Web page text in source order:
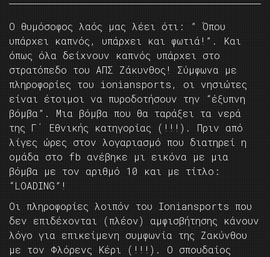
O θυμόσοφος λαός μας λέει ότι: ” Όπου
υπάρχει καπνός, υπάρχει και φωτιά!”. Και
όπως όλα δείχνουν καπνός υπάρχει στο
στρατόπεδο του ΑΠΣ Ζάκυνθος! Σύμφωνα με
πληροφορίες του ioniansports, οι νησιώτες
είναι έτοιμοι να πυροδοτήσουν την “έξυπνη
βόμβα”. Μια βόμβα που θα ταράξει τα νερά
της Γ΄ Εθνικής κατηγορίας (!!!). Πριν από
λίγες ώρες στον λογαριασμό που διατηρεί η
ομάδα στο fb ανέβηκε μι εικόνα με μια
βόμβα με τον αριθμό 10 και με τίτλο:
“LOADING”!
Οι πληροφορίες λοιπόν του Ioniansports που
δεν επιδέχονται (πλέον) αμφισβήτησης κάνουν
λόγο για επικείμενη συμφωνία της Ζακύνθου
με τον Φλόρενς Κέρι (!!!). Ο σπουδαίος